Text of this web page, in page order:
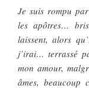
Je suis rompu
les apôtres…
laissent, alors
j’irai… terrassé
mon amour,
âmes, beaucoup